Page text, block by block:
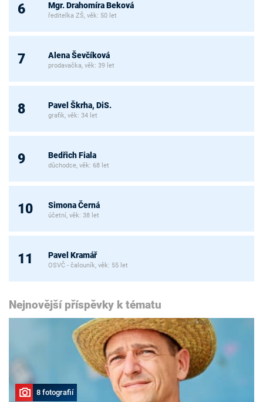
6 Mgr. Drahomíra Beková
ředitelka ZŠ, věk: 50 let
7 Alena Ševčíková
prodavačka, věk: 39 let
8 Pavel Škrha, DiS.
grafik, věk: 34 let
9 Bedřich Fiala
důchodce, věk: 68 let
10 Simona Černá
účetní, věk: 38 let
11 Pavel Kramář
OSVČ - čalouník, věk: 55 let
Nejnovější příspěvky k tématu
8 fotografií